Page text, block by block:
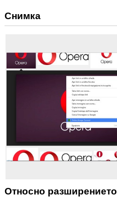
Това
разширение
достъп
данните
да
осъществява
достъп
дейността
Снимка
Относно разширението